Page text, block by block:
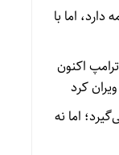
اما با
اکنون
کرد
اما نه